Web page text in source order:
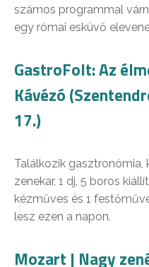
számos programmal
egy római esküvő
GastroFolt: Az
Kávézó
17.)
Találkozik gasztronómia,
zenekar, 1 dj, 5 boros
kézműves és 1
lesz ezen a napon.
Mozart | Nagy